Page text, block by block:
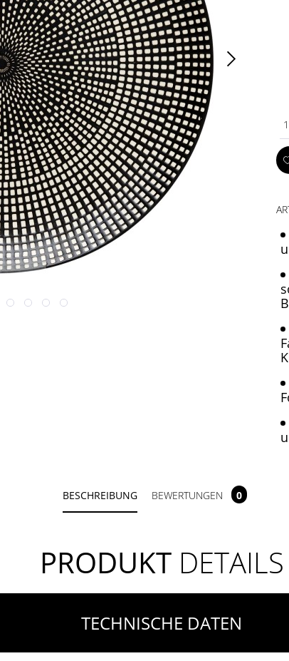
1
BESCHREIBUNG BEWERTUNGEN 0
PRODUKTDETAILS
TECHNISCHE DATEN